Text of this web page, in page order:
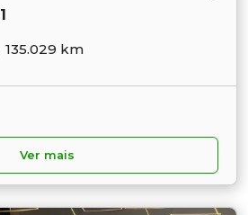
135.029 km
Ver mais